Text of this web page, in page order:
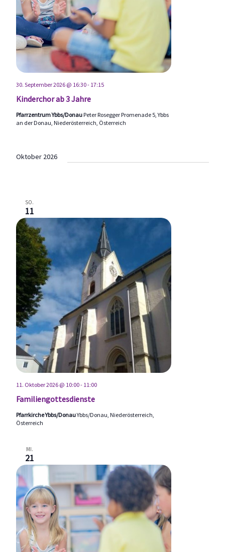
Kinderchor ab 3 Jahre
30. September 2026 @ 16:30- 17:15
Pfarrzentrum Ybbs/Donau Peter Rosegger Promenade 5, Ybbs
an der Donau, Niederösterreich, Österreich
Oktober 2026
SO.
11
Familiengottesdienste
11. Oktober 2026 @ 10:00- 11:00
Pfarrkirche Ybbs/DonauYbbs/Donau, Niederösterreich,
Österreich
MI.
21